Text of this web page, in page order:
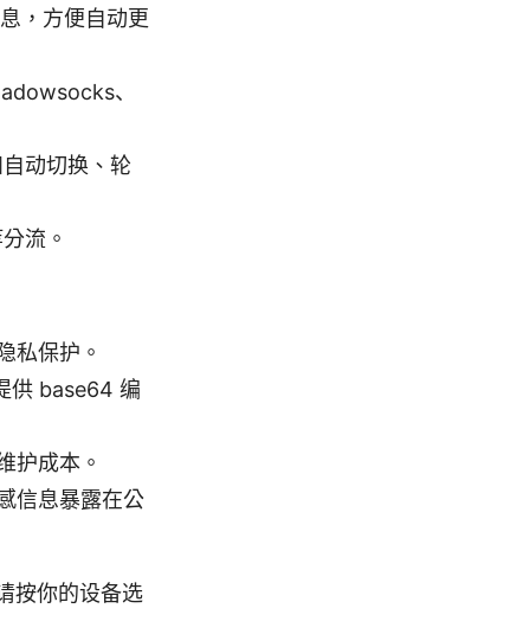
，方便自动更
、
动切换、轮
流。
私保护。
供 base64 编
护成本。
信息暴露在公
按你的设备选